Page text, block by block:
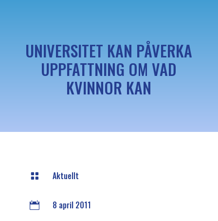
UNIVERSITET KAN PÅVERKA
UPPFATTNING OM VAD
KVINNOR KAN
 Aktuellt
 8 april 2011